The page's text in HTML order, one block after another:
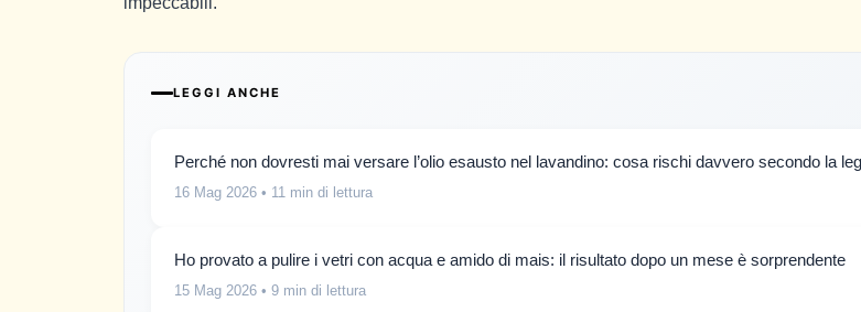
LEGGI ANCHE
Perché non dovresti mai versare l’olio esausto nel lavandino: cosa rischi davvero secondo la
16 Mag 2026 • 11 min di lettura
Ho provato a pulire i vetri con acqua e amido di mais: il risultato dopo un mese è sorprendente
15 Mag 2026 • 9 min di lettura